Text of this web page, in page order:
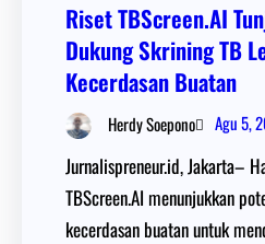
Riset TBScreen.AI
Dukung Skrining TB
Kecerdasan Buatan
Herdy Soepono Agu 5,
Jurnalispreneur.id, Jakarta–
TBScreen.AI menunjukkan
kecerdasan buatan untuk